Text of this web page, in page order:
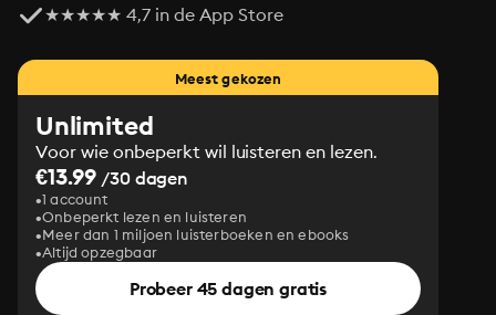
★★★★★ 4,7 in de App Store
Meest gekozen
Unlimited
Voor wie onbeperkt wil luisteren en lezen.
€13.99 /30 dagen
1 account
Onbeperkt lezen en luisteren
Meer dan 1 miljoen luisterboeken en ebooks
Altijd opzegbaar
Probeer 45 dagen gratis